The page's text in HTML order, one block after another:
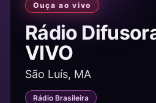
Ouça ao vivo
Rádio
VIVO
São Luís, MA
Rádio Brasileira